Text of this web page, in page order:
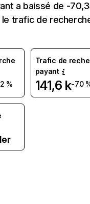
a baissé de -
trafic de
%
Trafic de
payant
141,6 k-70